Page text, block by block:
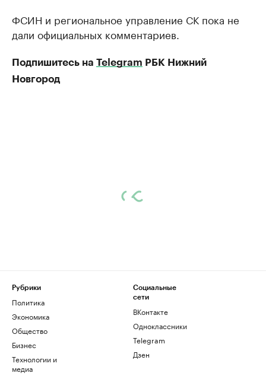
ФСИН и региональное управление СК пока не
дали официальных комментариев.
Подпишитесь на Telegram РБК Нижний
Новгород
Рубрики
Политика
Экономика
Общество
Бизнес
Технологии и
медиа
Социальные
сети
ВКонтакте
Одноклассники
Telegram
Дзен